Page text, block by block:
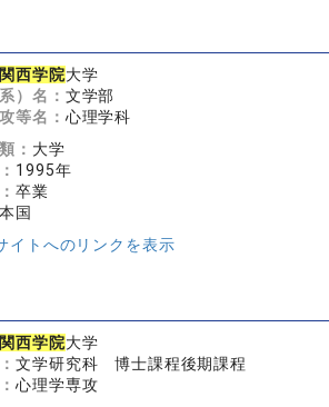
関西学院大学
）名： 文学部
等名： 心理学科
： 大学
1995年
卒業
国
イトへのリンクを表示
関西学院大学
文学研究科 博士課程後期課程
心理学専攻